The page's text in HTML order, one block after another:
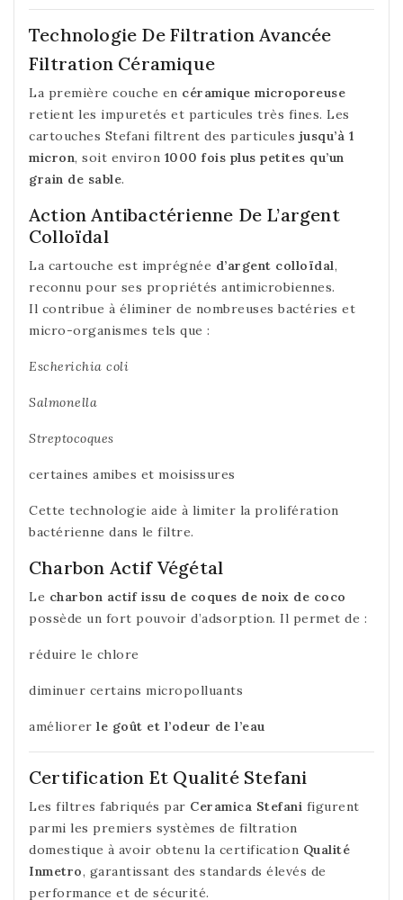
Technologie De Filtration Avancée
Filtration Céramique
La première couche en céramique microporeuse
retient les impuretés et particules très fines. Les
cartouches Stefani filtrent des particules jusqu’à 1
micron, soit environ 1000 fois plus petites qu’un
grain de sable.
Action Antibactérienne De L’argent
Colloïdal
La cartouche est imprégnée d’argent colloïdal,
reconnu pour ses propriétés antimicrobiennes.
Il contribue à éliminer de nombreuses bactéries et
micro-organismes tels que :
Escherichia coli
Salmonella
Streptocoques
certaines amibes et moisissures
Cette technologie aide à limiter la prolifération
bactérienne dans le filtre.
Charbon Actif Végétal
Le charbon actif issu de coques de noix de coco
possède un fort pouvoir d’adsorption. Il permet de :
réduire le chlore
diminuer certains micropolluants
améliorer le goût et l’odeur de l’eau
Certification Et Qualité Stefani
Les filtres fabriqués par Ceramica Stefani figurent
parmi les premiers systèmes de filtration
domestique à avoir obtenu la certification Qualité
Inmetro, garantissant des standards élevés de
performance et de sécurité.